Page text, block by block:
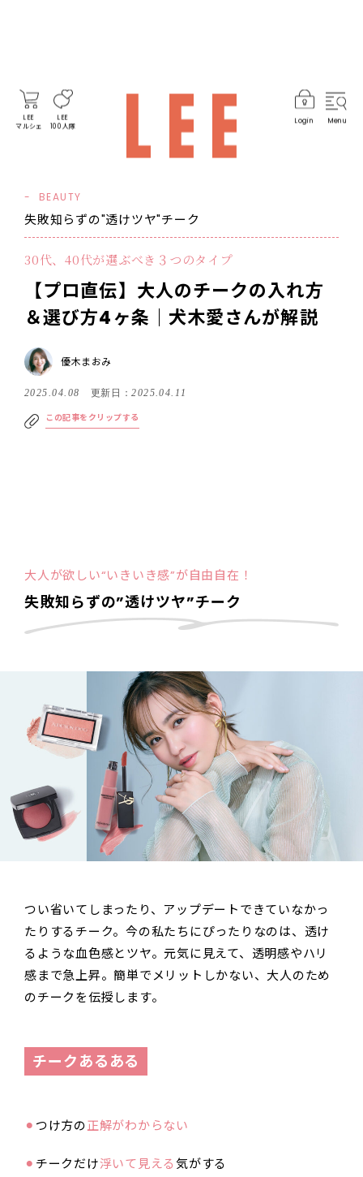
LEE
マルシェ
LEE
100人隊
Login Menu
BEAUTY
失敗知らずの"透けツヤ"チーク
30代、40代が選ぶべき３つのタイプ
【プロ直伝】大人のチークの入れ方
＆選び方4ヶ条｜犬木愛さんが解説
優木まおみ
2025.04.08 更新日：2025.04.11
この記事をクリップする
大人が欲しい“いきいき感”が自由自在！
失敗知らずの”透けツヤ”チーク
つい省いてしまったり、アップデートできていなかっ
たりするチーク。今の私たちにぴったりなのは、透け
るような血色感とツヤ。元気に見えて、透明感やハリ
感まで急上昇。簡単でメリットしかない、大人のため
のチークを伝授します。
チークあるある
⚫︎ つけ方の正解がわからない
⚫︎ チークだけ浮いて見える気がする